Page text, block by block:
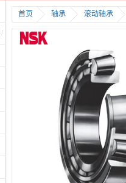
/ 计算机及配件
首页 轴承 滚动轴承